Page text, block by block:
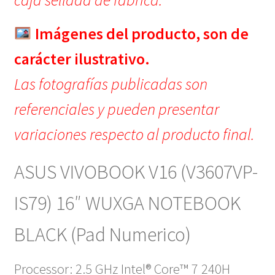
Imágenes del producto, son de
carácter ilustrativo.
Las fotografías publicadas son
referenciales y pueden presentar
variaciones respecto al producto final.
ASUS VIVOBOOK V16 (V3607VP-
IS79) 16″ WUXGA NOTEBOOK
BLACK (Pad Numerico)
Processor: 2.5 GHz Intel® Core™ 7 240H